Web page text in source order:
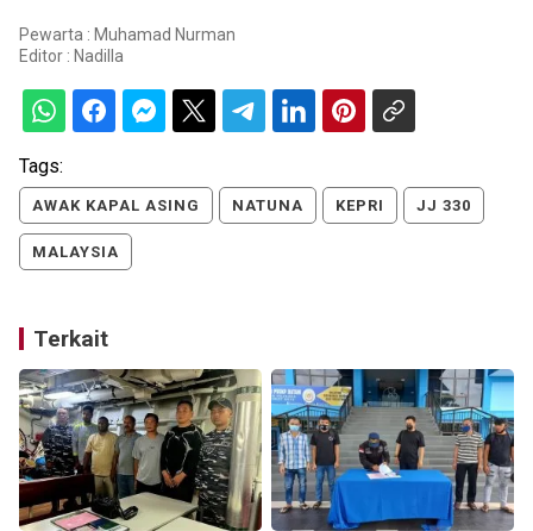
Pewarta : Muhamad Nurman
Editor : Nadilla
Tags:
AWAK KAPAL ASING NATUNA KEPRI JJ 330
MALAYSIA
Terkait